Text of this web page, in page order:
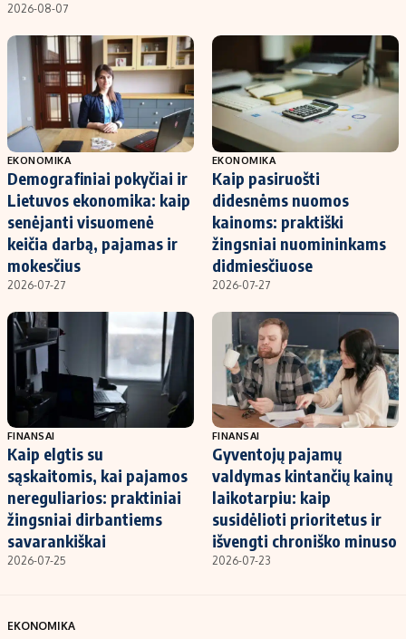
2026-08-07
EKONOMIKA
Demografiniai pokyčiai ir
Lietuvos ekonomika: kaip
senėjanti visuomenė
keičia darbą, pajamas ir
mokesčius
2026-07-27
EKONOMIKA
Kaip pasiruošti
didesnėms nuomos
kainoms: praktiški
žingsniai nuomininkams
didmiesčiuose
2026-07-27
FINANSAI
Kaip elgtis su
sąskaitomis, kai pajamos
nereguliarios: praktiniai
žingsniai dirbantiems
savarankiškai
2026-07-25
FINANSAI
Gyventojų pajamų
valdymas kintančių kainų
laikotarpiu: kaip
susidėlioti prioritetus ir
išvengti chroniško minuso
2026-07-23
EKONOMIKA